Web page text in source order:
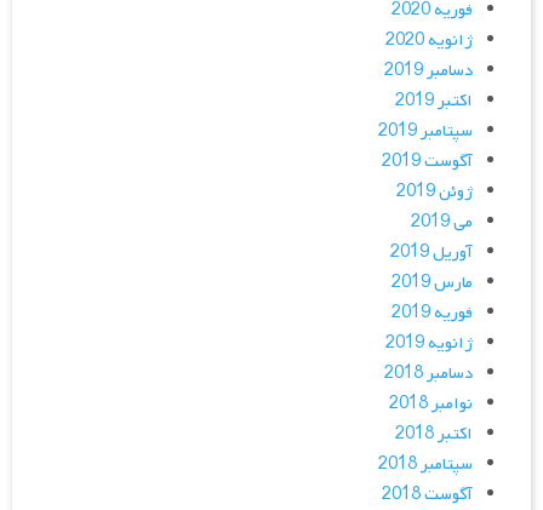
فوریه 2020
ژانویه 2020
دسامبر 2019
اکتبر 2019
سپتامبر 2019
آگوست 2019
ژوئن 2019
می 2019
آوریل 2019
مارس 2019
فوریه 2019
ژانویه 2019
دسامبر 2018
نوامبر 2018
اکتبر 2018
سپتامبر 2018
آگوست 2018